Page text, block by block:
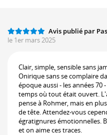
Avis publié par
le 1er mars 2025
Clair, simple, sensible sans
Onirique sans se complaire
époque aussi - les années 70
temps où tout était ouvert.
pense à Rohmer, mais en
de tête. Attendez-vous
égratignures émotionnelles.
et on aime ces traces.